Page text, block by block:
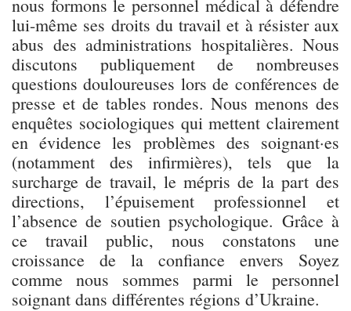
nous formons le personnel médical à défendre
lui-même ses droits du travail et à résister aux
abus des administrations hospitalières. Nous
discutons publiquement de nombreuses
questions douloureuses lors de conférences de
presse et de tables rondes. Nous menons des
enquêtes sociologiques qui mettent clairement
en évidence les problèmes des soignant·es
(notamment des infirmières), tels que la
surcharge de travail, le mépris de la part des
directions, l’épuisement professionnel et
l’absence de soutien psychologique. Grâce à
ce travail public, nous constatons une
croissance de la confiance envers Soyez
comme nous sommes parmi le personnel
soignant dans différentes régions d’Ukraine.